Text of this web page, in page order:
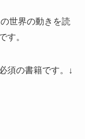
世界の動きを読
す。
須の書籍です。↓